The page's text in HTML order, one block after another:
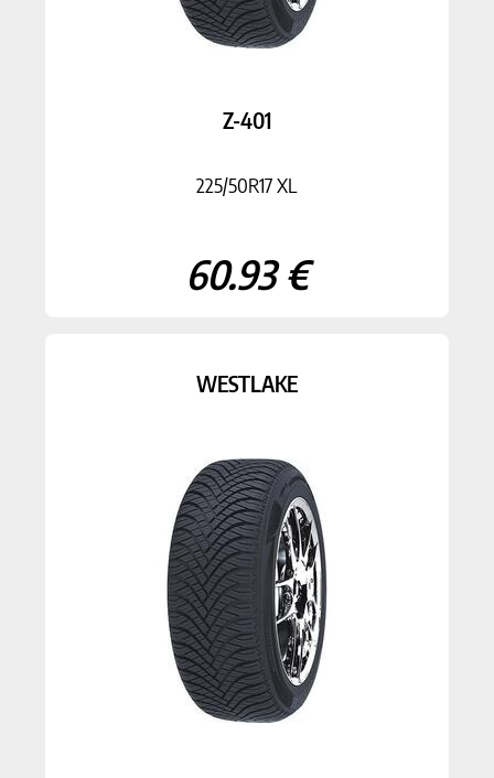
Z-401
225/50R17 XL
60.93 €
WESTLAKE